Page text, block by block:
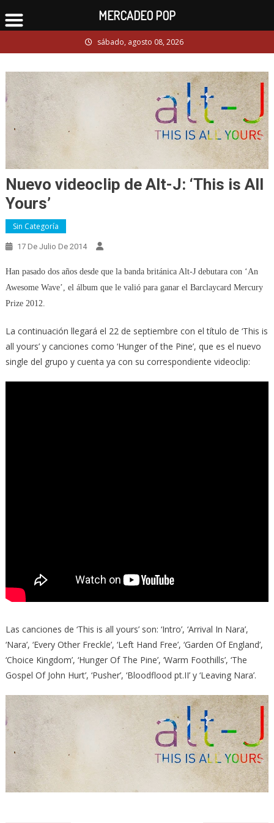
to
sábado, agosto 08, 2026
Nuevo videoclip de Alt-J: ‘This is All
Yours’
Sin Categoría
17 De Julio De 2014
Han pasado dos años desde que la banda británica Alt-J debutara con ‘An
Awesome Wave’, el álbum que le valió para ganar el Barclaycard Mercury
Prize 2012.
La continuación llegará el 22 de septiembre con el título de ‘This is
all yours’ y canciones como ‘Hunger of the Pine’, que es el nuevo
single del grupo y cuenta ya con su correspondiente videoclip:
Las canciones de ‘This is all yours’ son: ‘Intro’, ‘Arrival In Nara’,
‘Nara’, ‘Every Other Freckle’, ‘Left Hand Free’, ‘Garden Of England’,
‘Choice Kingdom’, ‘Hunger Of The Pine’, ‘Warm Foothills’, ‘The
Gospel Of John Hurt’, ‘Pusher’, ‘Bloodflood pt.II’ y ‘Leaving Nara’.
MERCADEO POP